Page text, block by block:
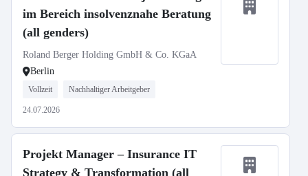
im Bereich insolvenznahe Beratung
(all genders)
Roland Berger Holding GmbH & Co. KGaA
Berlin
Vollzeit Nachhaltiger Arbeitgeber
24.07.2026
Projekt Manager – Insurance IT
Strategy & Transformation (all